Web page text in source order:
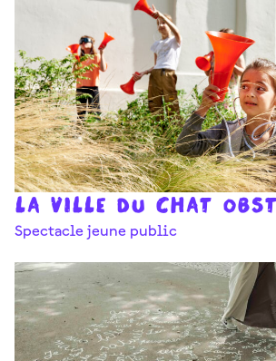
La ville du chat
Spectacle jeune public